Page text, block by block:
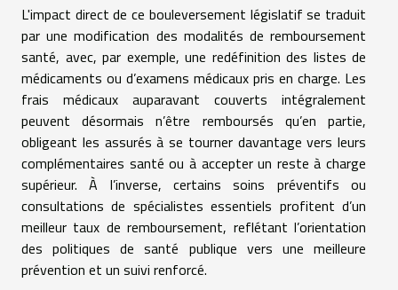
L'impact direct de ce bouleversement législatif se traduit
par une modification des modalités de remboursement
santé, avec, par exemple, une redéfinition des listes de
médicaments ou d’examens médicaux pris en charge. Les
frais médicaux auparavant couverts intégralement
peuvent désormais n’être remboursés qu’en partie,
obligeant les assurés à se tourner davantage vers leurs
complémentaires santé ou à accepter un reste à charge
supérieur. À l’inverse, certains soins préventifs ou
consultations de spécialistes essentiels profitent d’un
meilleur taux de remboursement, reflétant l’orientation
des politiques de santé publique vers une meilleure
prévention et un suivi renforcé.